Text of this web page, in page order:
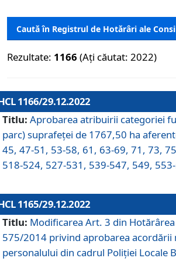
Caută în Registrul de Hotărâri ale
Rezultate: 1166 (Ați căutat: 2022)
1166/29.12.2022
Titlu: Aprobarea atribuirii categoriei
parc) suprafeței de 1767,50 ha
45, 47-51, 53-58, 61, 63-69, 71, 73,
518-524, 527-531, 539-547, 549,
1165/29.12.2022
Titlu: Modificarea Art. 3 din
575/2014 privind aprobarea acordării
personalului din cadrul Poliţiei Locale